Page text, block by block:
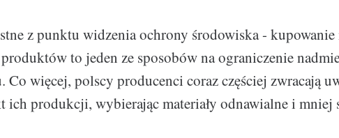
z punktu widzenia ochrony środowiska -
to jeden ze sposobów na ograniczenie
więcej, polscy producenci coraz częściej zwracają
ich produkcji, wybierając materiały odnawialne i mniej